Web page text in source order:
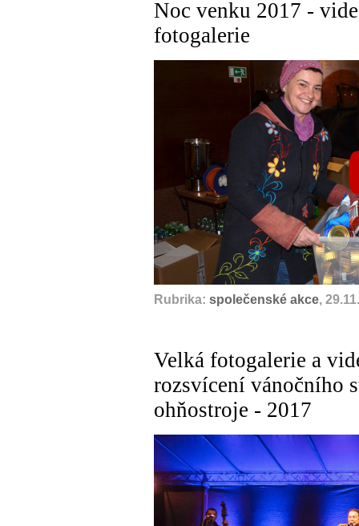
Noc venku 2017 -
fotogalerie
Rubrika: společenské akce,
Velká fotogalerie a
rozsvícení vánočního
ohňostroje - 2017